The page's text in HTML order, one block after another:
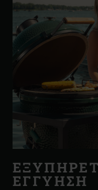
ΕΓΓΎΗΣΗ